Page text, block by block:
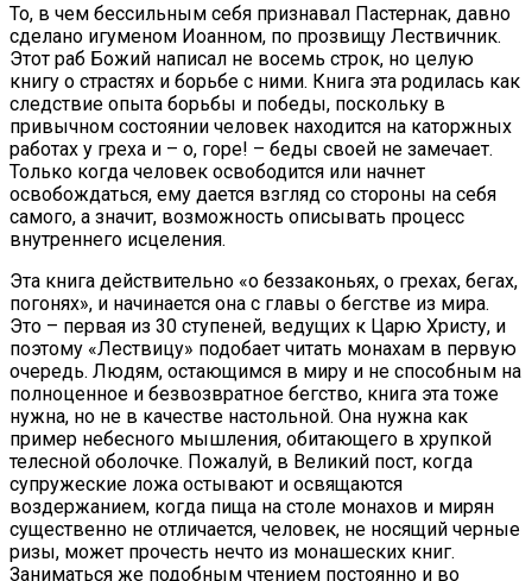
То, в чем бессильным себя признавал Пастернак, давно
сделано игуменом Иоанном, по прозвищу Лествичник.
Этот раб Божий написал не восемь строк, но целую
книгу о страстях и борьбе с ними. Книга эта родилась как
следствие опыта борьбы и победы, поскольку в
привычном состоянии человек находится на каторжных
работах у греха и – о, горе! – беды своей не замечает.
Только когда человек освободится или начнет
освобождаться, ему дается взгляд со стороны на себя
самого, а значит, возможность описывать процесс
внутреннего исцеления.
Эта книга действительно «о беззаконьях, о грехах, бегах,
погонях», и начинается она с главы о бегстве из мира.
Это – первая из 30 ступеней, ведущих к Царю Христу, и
поэтому «Лествицу» подобает читать монахам в первую
очередь. Людям, остающимся в миру и не способным на
полноценное и безвозвратное бегство, книга эта тоже
нужна, но не в качестве настольной. Она нужна как
пример небесного мышления, обитающего в хрупкой
телесной оболочке. Пожалуй, в Великий пост, когда
супружеские ложа остывают и освящаются
воздержанием, когда пища на столе монахов и мирян
существенно не отличается, человек, не носящий черные
ризы, может прочесть нечто из монашеских книг.
Заниматься же подобным чтением постоянно и во